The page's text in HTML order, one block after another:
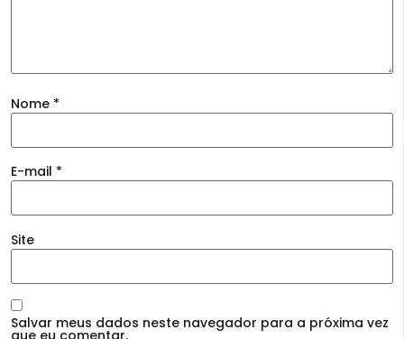
Nome *
E-mail *
Site
Salvar meus dados neste navegador para a próxima vez
que eu comentar.